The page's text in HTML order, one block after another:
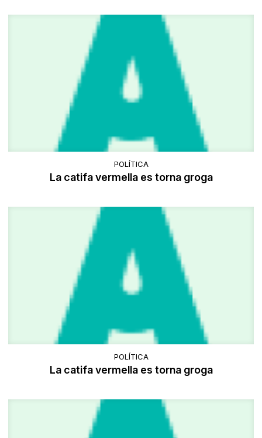
POLÍTICA
La catifa vermella es torna groga
POLÍTICA
La catifa vermella es torna groga